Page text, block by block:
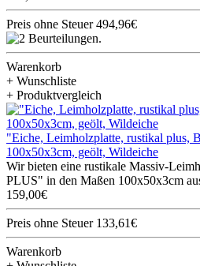
Preis ohne Steuer 494,96€
Warenkorb
+ Wunschliste
+ Produktvergleich
"Eiche, Leimholzplatte, rustikal plus,
100x50x3cm, geölt, Wildeiche
Wir bieten eine rustikale Massiv-
PLUS" in den Maßen 100x50x3cm
159,00€
Preis ohne Steuer 133,61€
Warenkorb